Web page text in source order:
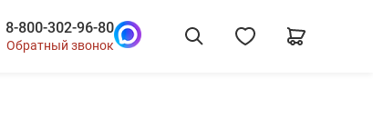
8-800-302-96-80
Обратный звонок